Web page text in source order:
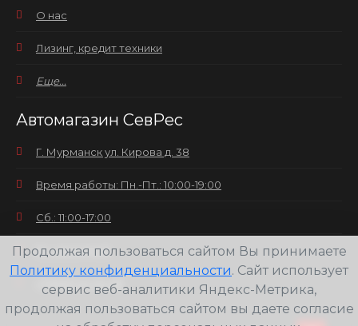
О нас
Лизинг, кредит техники
Еще...
Автомагазин СевРес
Г. Мурманск ул. Кирова д. 38
Время работы: Пн.-Пт.: 10:00-19:00
Сб.: 11:00-17:00
Вс.: выходной
+7(8152) 25-30-58
Продолжая пользоваться сайтом Вы принимаете
Политику конфиденциальности. Сайт использует
сервис веб-аналитики Яндекс-Метрика,
продолжая пользоваться сайтом вы даете согласие